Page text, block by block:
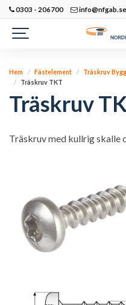
0303 - 206700 info@nfgab.se
Hem Fästelement Träskruv
Träskruv TKT
Träskruv
Träskruv med kullrig skalle